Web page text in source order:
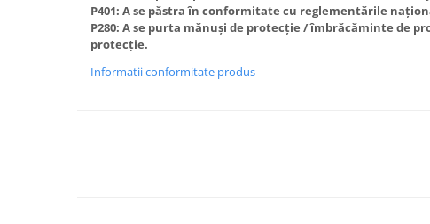
P401: A se păstra în conformitate cu reglementările
P280: A se purta mănuși de protecție / îmbrăcăminte de
protecție.
Informatii conformitate produs